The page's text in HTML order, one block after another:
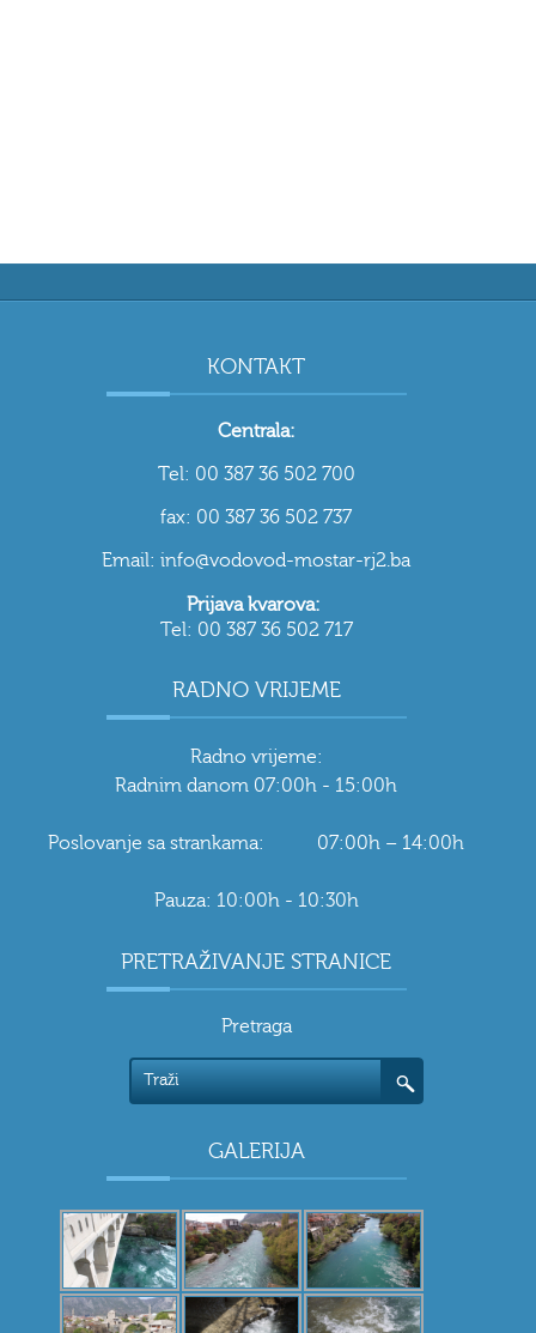
KONTAKT
Centrala:
Tel: 00 387 36 502 700
fax: 00 387 36 502 737
Email: info@vodovod-mostar-rj2.ba
Prijava kvarova:
Tel: 00 387 36 502 717
RADNO VRIJEME
Radno vrijeme:
Radnim danom 07:00h - 15:00h
Poslovanje sa strankama: 07:00h – 14:00h
Pauza: 10:00h - 10:30h
PRETRAŽIVANJE STRANICE
Pretraga
GALERIJA